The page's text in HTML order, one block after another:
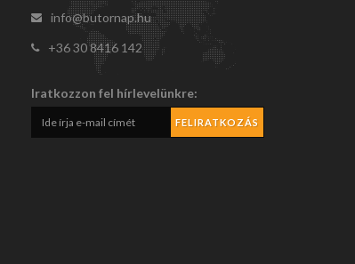
info@butornap.hu
+36 30 8416 142
Iratkozzon fel hírlevelünkre: